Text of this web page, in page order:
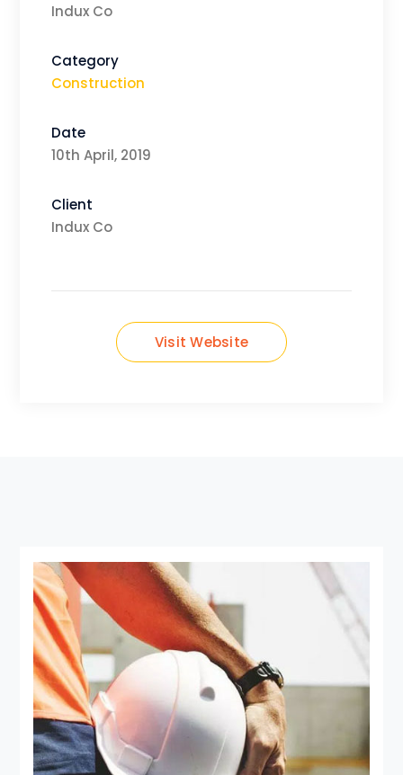
Indux Co
Category
Construction
Date
10th April, 2019
Client
Indux Co
Visit Website